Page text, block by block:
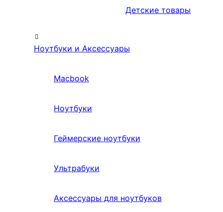
Детские товары
Ноутбуки и Аксессуары
Macbook
Ноутбуки
Геймерские ноутбуки
Ультрабуки
Аксессуары для ноутбуков